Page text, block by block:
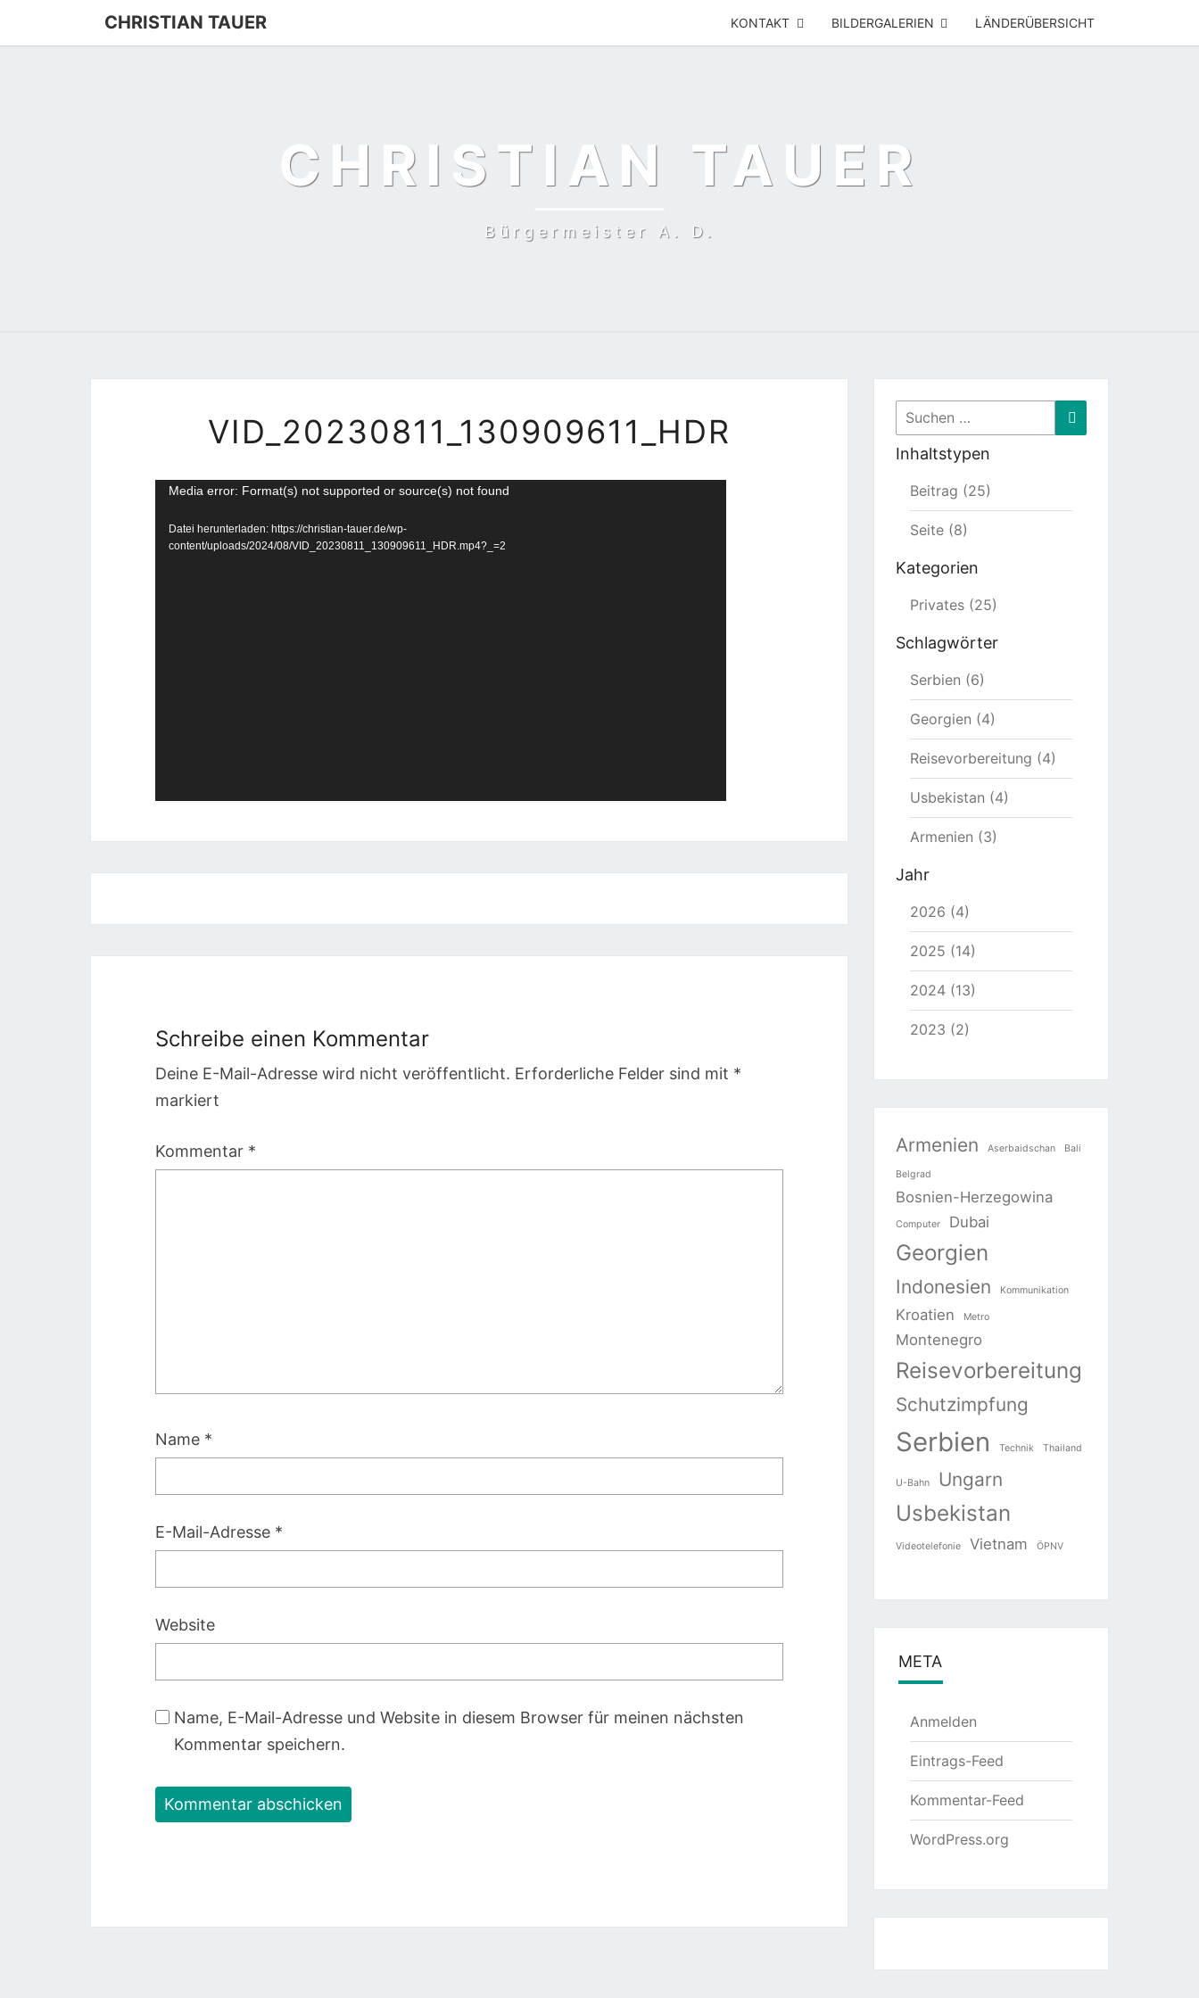
CHRISTIAN TAUER KONTAKT BILDERGALERIEN LÄNDERÜBERSICHT
CHRISTIAN TAUER
Bürgermeister A. D.
VID_20230811_130909611_HDR
Video-
Media error: Format(s) not supported or source(s) not found
Datei herunterladen: https://christian-tauer.de/wp-
content/uploads/2024/08/VID_20230811_130909611_HDR.mp4?_=2
Schreibe einen Kommentar
Deine E-Mail-Adresse wird nicht veröffentlicht. Erforderliche Felder sind mit *
markiert
Kommentar *
Name *
E-Mail-Adresse *
Website
Name, E-Mail-Adresse und Website in diesem Browser für meinen nächsten
Kommentar speichern.
Suchen
nach:
Suchen
Inhaltstypen
Beitrag (25)
Seite (8)
Kategorien
Privates (25)
Schlagwörter
Serbien (6)
Georgien (4)
Reisevorbereitung (4)
Usbekistan (4)
Armenien (3)
Jahr
2026 (4)
2025 (14)
2024 (13)
2023 (2)
Armenien Aserbaidschan Bali
Belgrad
Bosnien-Herzegowina
Computer Dubai
Georgien
Indonesien Kommunikation
Kroatien Metro
Montenegro
Reisevorbereitung
Schutzimpfung
Serbien Technik Thailand
U-Bahn Ungarn
Usbekistan
Videotelefonie Vietnam ÖPNV
META
Anmelden
Eintrags-Feed
Kommentar-Feed
WordPress.org